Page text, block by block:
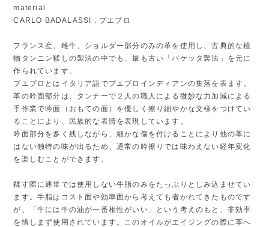
material
CARLO BADALASSI : プエブロ
フランス産、雌牛、ショルダー部分のみの革を使用し、古典的な植
物タンニン鞣しの製法の中でも、最も古い「バケッタ製法」を元に
作られています。
プエブロとはイタリア語でプエブロインディアンの集落を表ます。
革の吟面部分は、タンナーで２人の職人による微妙な力加減による
手作業で吟面（おもての面）を優しく擦り細やかな文様をつけてい
ることにより、民族的な表情を表現しています。
吟面部分を多く残しながら、細かな傷を付けることにより他の革に
はない独特の味が出るため、通常の吟擦りでは味わえない経年変化
を楽しむことができます。
鞣す際に通常では使用しない牛脂のみをたっぷりとしみ込ませてい
ます。牛脂はコスト面や効率面から考えても省かれてきたものです
が、「牛には牛の油が一番相性がいい」という考えのもと、非効率
を惜しまず使用されています。このオイルがエイジングの際に革へ